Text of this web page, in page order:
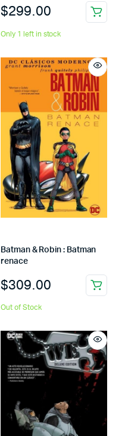
$299.00
Only 1 left in stock
Batman & Robin : Batman
renace
$309.00
Out of Stock